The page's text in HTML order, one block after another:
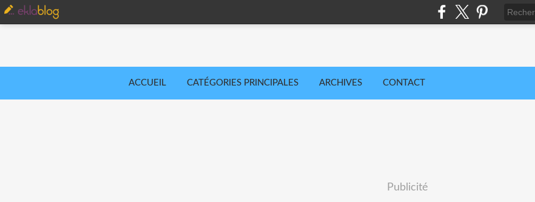
ACCUEIL CATÉGORIES PRINCIPALES ARCHIVES CONTACT
Publicité